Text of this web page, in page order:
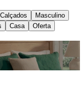
Calçados
Masculino
Casa Oferta